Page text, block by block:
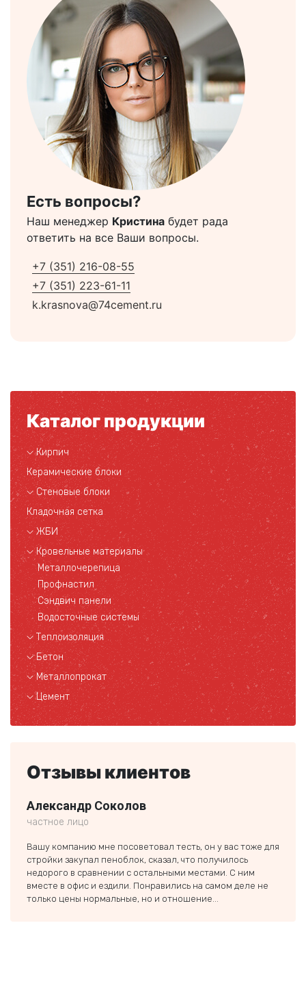
Есть вопросы?
Наш менеджер Кристина будет рада
ответить на все Ваши вопросы.
+7 (351) 216-08-55
+7 (351) 223-61-11
k.krasnova@74cement.ru
Каталог продукции
Кирпич
Керамические блоки
Стеновые блоки
Кладочная сетка
ЖБИ
Кровельные материалы
Металлочерепица
Профнастил
Сэндвич панели
Водосточные системы
Теплоизоляция
Бетон
Металлопрокат
Цемент
Отзывы клиентов
Александр Соколов
частное лицо
Вашу компанию мне посоветовал тесть, он у вас тоже для
стройки закупал пеноблок, сказал, что получилось
недорого в сравнении с остальными местами. С ним
вместе в офис и ездили. Понравились на самом деле не
только цены нормальные, но и отношение...